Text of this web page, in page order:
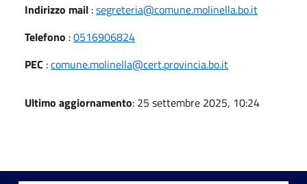
Indirizzo mail :segreteria@comune.molinella.bo.it
Telefono :0516906824
PEC :comune.molinella@cert.provincia.bo.it
Ultimo aggiornamento: 25 settembre 2025, 10:24